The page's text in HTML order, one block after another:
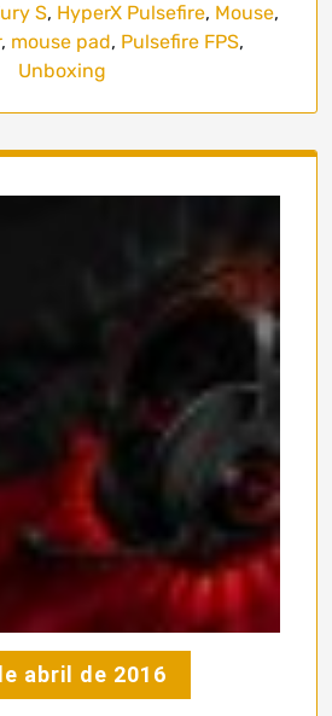
S, HyperX Pulsefire, Mouse,
, mouse pad, Pulsefire FPS,
Unboxing
abril de 2016